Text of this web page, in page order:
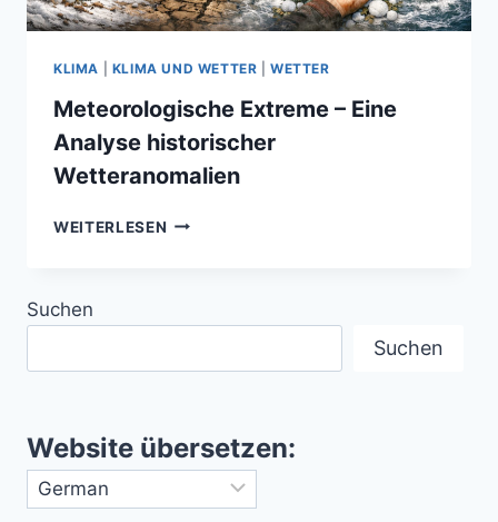
KLIMA KLIMA UND WETTER |WETTER
Meteorologische Extreme – Eine
Analyse historischer
Wetteranomalien
WEITERLESEN METEOROLOGISCHE
Suchen
Suchen
Website übersetzen: